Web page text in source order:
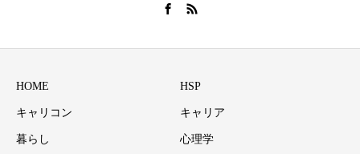
HOME HSP
キャリコン キャリア
暮らし 心理学